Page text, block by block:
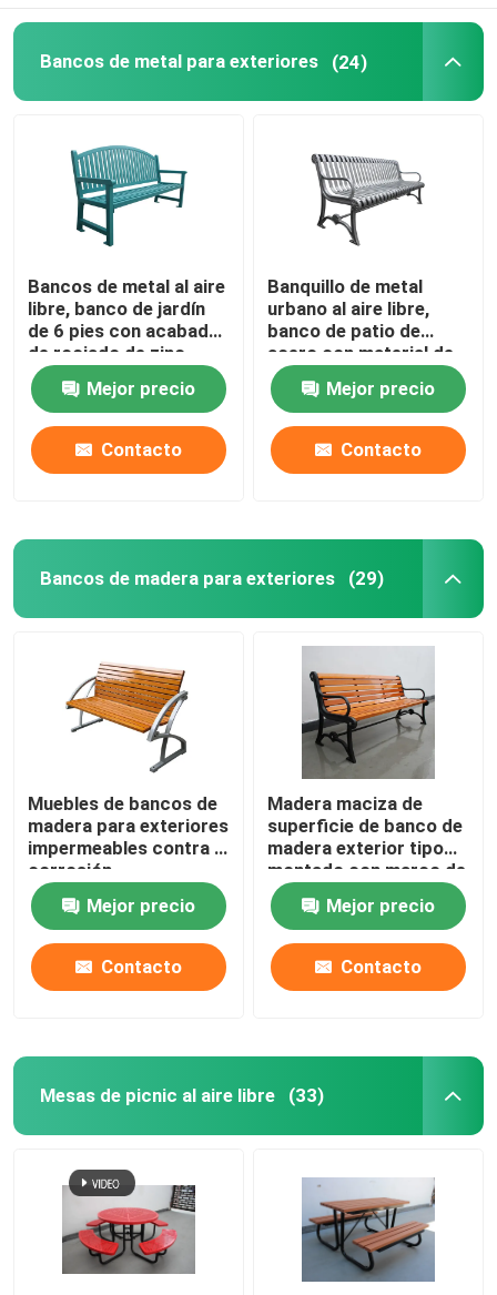
Protectores de árboles de metal
Muebles para exteriores personalizados
Bancos de metal para exteriores (24)
Bancos de metal al aire
libre, banco de jardín
de 6 pies con acabado
de rociado de zinc.
Mejor precio
Contacto
Banquillo de metal
urbano al aire libre,
banco de patio de
acero con material de
hierro fundido de acero
suave Mejor precio
Contacto
Bancos de madera para exteriores (29)
Muebles de bancos de
madera para exteriores
impermeables contra la
corrosión
Mejor precio
Contacto
Madera maciza de
superficie de banco de
madera exterior tipo
montado con marco de
acero negro
Mejor precio
Contacto
Mesas de picnic al aire libre (33)